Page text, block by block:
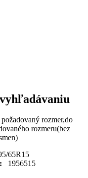
rozmer,do
rozmeru(bez
65R15
1956515